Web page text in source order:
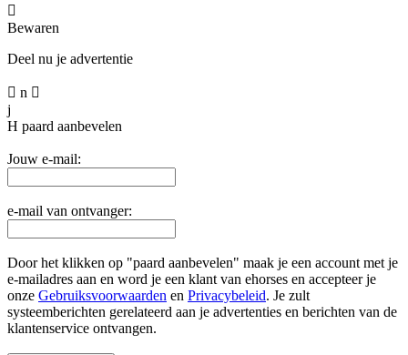

Bewaren
Deel nu je advertentie
 n 
j
H paard aanbevelen
Jouw e-mail:
e-mail van ontvanger:
Door het klikken op "paard aanbevelen" maak je een account met je
e-mailadres aan en word je een klant van ehorses en accepteer je
onze Gebruiksvoorwaarden en Privacybeleid. Je zult
systeemberichten gerelateerd aan je advertenties en berichten van de
klantenservice ontvangen.